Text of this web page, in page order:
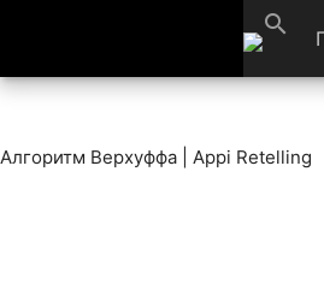
search
Алгоритм Верхуффа | Appi Retelling